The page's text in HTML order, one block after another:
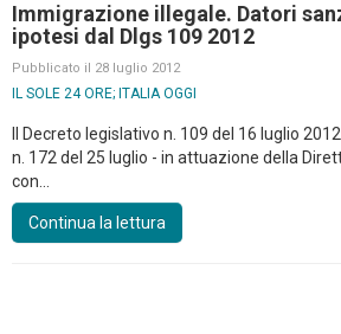
Immigrazione illegale. Datori
ipotesi dal Dlgs 109 2012
Pubblicato il 28 luglio 2012
IL SOLE 24 ORE; ITALIA OGGI
Il Decreto legislativo n. 109 del 16 luglio
n. 172 del 25 luglio - in attuazione della
con...
Continua la lettura